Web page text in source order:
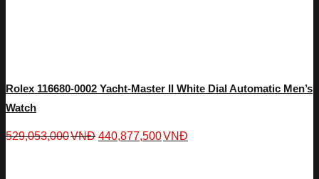
Rolex 116680-0002 Yacht-Master II White Dial Automatic Men’s
Watch
529,053,000VNĐ 440,877,500VNĐ